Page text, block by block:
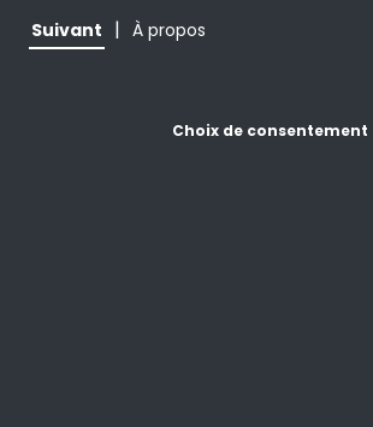
Suivant | À propos
Choix de consentement